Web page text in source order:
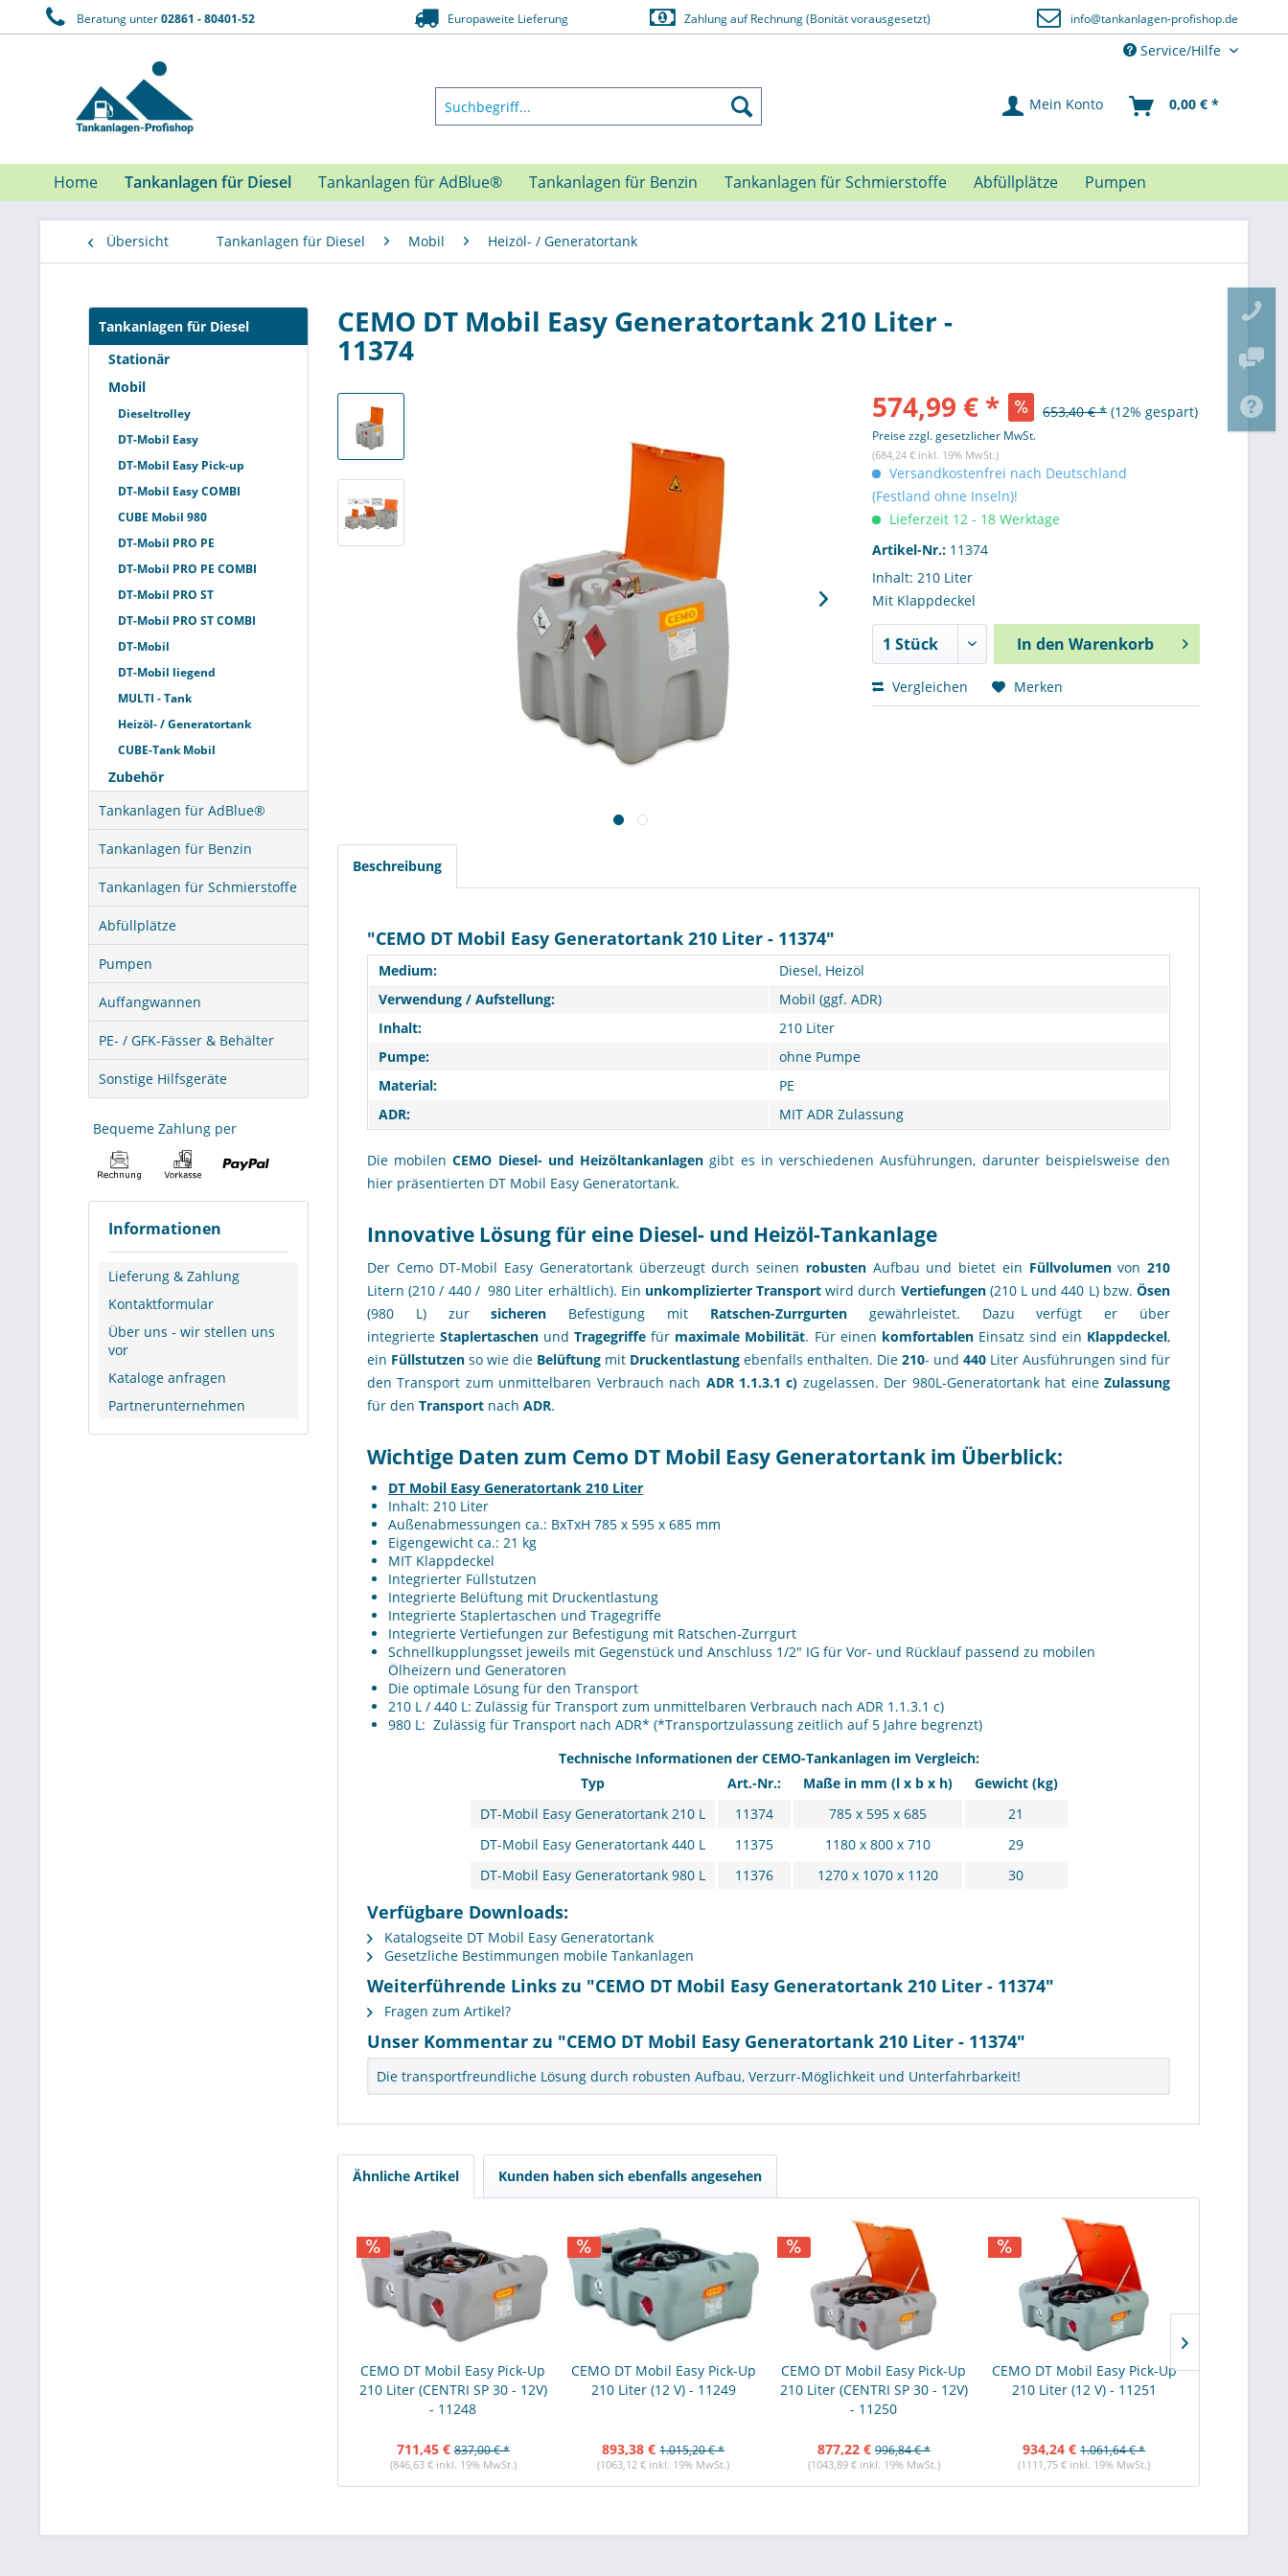
Beratung unter02861 - 80401-52 Europaweite Lieferung Zahlung auf Rechnung (Bonität vorausgesetzt) info@tankanlagen-profishop.de
Service/Hilfe
Mein Konto 0,00 € *
Home Tankanlagen für Diesel Tankanlagen für AdBlue® Tankanlagen für Benzin Tankanlagen für Schmierstoffe Abfüllplätze Pumpen
Übersicht Tankanlagen für Diesel Mobil Heizöl- / Generatortank
Tankanlagen für Diesel
Stationär
Mobil
Dieseltrolley
DT-Mobil Easy
DT-Mobil Easy Pick-up
DT-Mobil Easy COMBI
CUBE Mobil 980
DT-Mobil PRO PE
DT-Mobil PRO PE COMBI
DT-Mobil PRO ST
DT-Mobil PRO ST COMBI
DT-Mobil
DT-Mobil liegend
MULTI - Tank
Heizöl- / Generatortank
CUBE-Tank Mobil
Zubehör
Tankanlagen für AdBlue®
Tankanlagen für Benzin
Tankanlagen für Schmierstoffe
Abfüllplätze
Pumpen
Auffangwannen
PE- / GFK-Fässer & Behälter
Sonstige Hilfsgeräte
Bequeme Zahlung per
Informationen
Lieferung & Zahlung
Kontaktformular
Über uns - wir stellen uns
vor
Kataloge anfragen
Partnerunternehmen
CEMO DT Mobil Easy Generatortank 210 Liter -
11374
574,99 € *
653,40 € * (12% gespart)
Preise zzgl. gesetzlicher MwSt.
(684,24 € inkl. 19% MwSt.)
Versandkostenfrei nach Deutschland
(Festland ohne Inseln)!
Lieferzeit 12 - 18 Werktage
Artikel-Nr.: 11374
Inhalt: 210 Liter
Mit Klappdeckel
In den Warenkorb
Vergleichen Merken
Beschreibung
"CEMO DT Mobil Easy Generatortank 210 Liter - 11374"
Medium:
Diesel, Heizöl
Verwendung / Aufstellung:
Mobil (ggf. ADR)
Inhalt:
210 Liter
Pumpe:
ohne Pumpe
Material:
PE
ADR:
MIT ADR Zulassung
Die mobilenCEMO Diesel- und Heizöltankanlagengibt es in verschiedenen Ausführungen, darunter beispielsweise den
hier präsentierten DT Mobil Easy Generatortank.
Innovative Lösung für eine Diesel- und Heizöl-Tankanlage
Der Cemo DT-Mobil Easy Generatortank überzeugt durch seinen robustenAufbau und bietet ein Füllvolumenvon210
Litern (210 / 440 / 980 Liter erhältlich). Ein unkomplizierterTransport wird durch Vertiefungen(210 L und 440 L) bzw.Ösen
(980 L) zursicheren Befestigung mit Ratschen-Zurrgurtengewährleistet. Dazu verfügt er über
integrierteStaplertaschen undTragegriffefür maximale Mobilität. Für einen komfortablenEinsatz sind ein Klappdeckel,
ein Füllstutzen so wie die Belüftung mit Druckentlastung ebenfalls enthalten. Die 210- und 440 Liter Ausführungen sind für
den Transport zum unmittelbaren Verbrauch nach ADR 1.1.3.1 c) zugelassen. Der 980L-Generatortank hat eineZulassung
für den Transport nach ADR.
Wichtige Daten zum Cemo DT Mobil Easy Generatortank im Überblick:
DT Mobil Easy Generatortank 210 Liter
Inhalt: 210 Liter
Außenabmessungen ca.: BxTxH 785 x 595 x 685 mm
Eigengewicht ca.: 21 kg
MIT Klappdeckel
Integrierter Füllstutzen
Integrierte Belüftung mit Druckentlastung
Integrierte Staplertaschen und Tragegriffe
Integrierte Vertiefungen zur Befestigung mit Ratschen-Zurrgurt
Schnellkupplungsset jeweils mit Gegenstück und Anschluss 1/2" IG für Vor- und Rücklauf passend zu mobilen
Ölheizern und Generatoren
Die optimale Lösung für den Transport
210 L / 440 L: Zulässig für Transport zum unmittelbaren Verbrauch nach ADR 1.1.3.1 c)
980 L: Zulässig für Transport nach ADR* (*Transportzulassung zeitlich auf 5 Jahre begrenzt)
Technische Informationen der CEMO-Tankanlagen im Vergleich:
Typ
Art.-Nr.: Maße in mm (l x b x h)
Gewicht (kg)
DT-Mobil Easy Generatortank 210 L
11374 785 x 595 x 685
21
DT-Mobil Easy Generatortank 440 L
11375 1180 x 800 x 710
29
DT-Mobil Easy Generatortank 980 L
11376 1270 x 1070 x 1120 30
Verfügbare Downloads:
Katalogseite DT Mobil Easy Generatortank
Gesetzliche Bestimmungen mobile Tankanlagen
Weiterführende Links zu "CEMO DT Mobil Easy Generatortank 210 Liter - 11374"
Fragen zum Artikel?
Unser Kommentar zu "CEMO DT Mobil Easy Generatortank 210 Liter - 11374"
Die transportfreundliche Lösung durch robusten Aufbau, Verzurr-Möglichkeit und Unterfahrbarkeit!
Ähnliche Artikel Kunden haben sich ebenfalls angesehen
CEMO DT Mobil Easy Pick-Up
210 Liter (CENTRI SP 30 - 12V)
- 11248
711,45 € 837,00 € *
(846,63 € inkl. 19% MwSt.)
CEMO DT Mobil Easy Pick-Up
210 Liter (12 V) - 11249
893,38 € 1.015,20 € *
(1063,12 € inkl. 19% MwSt.)
CEMO DT Mobil Easy Pick-Up
210 Liter (CENTRI SP 30 - 12V)
- 11250
877,22 € 996,84 € *
(1043,89 € inkl. 19% MwSt.)
CEMO DT Mobil Easy Pick-Up
210 Liter (12 V) - 11251
934,24 € 1.061,64 € *
(1111,75 € inkl. 19% MwSt.)